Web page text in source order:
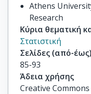
Athens
Research
Κύρια θεματική
Στατιστική
Σελίδες (από-έως)
85-93
Άδεια χρήσης
Creative